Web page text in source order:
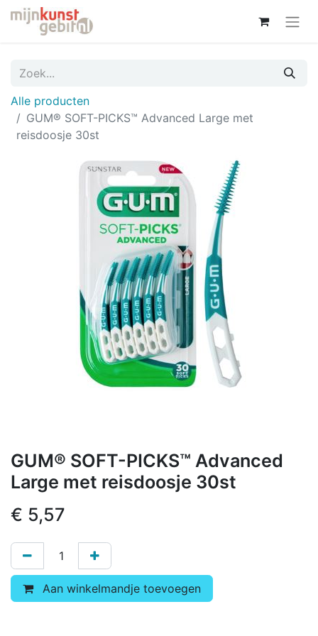
Alle producten
GUM® SOFT-PICKS™ Advanced Large met
reisdoosje 30st
GUM® SOFT-PICKS™ Advanced
Large met reisdoosje 30st
€ 5,57
Aan winkelmandje toevoegen